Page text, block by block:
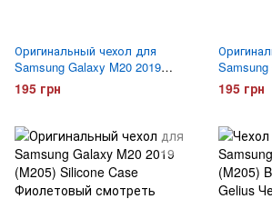
Оригинальный чехол для
Samsung Galaxy M20 2019
(M205) Silicone Case Синий
195 грн
(M205)
195 грн